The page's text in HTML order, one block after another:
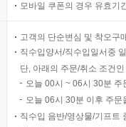
모바일 쿠폰의 경우 유효기
고객의 단순변심 및 착오구
직수입양서/직수입일서중
단, 아래의 주문/취소 조건
오늘 00시 ~ 06시 30분
오늘 06시 30분 이후 주
직수입 음반/영상물/기프트